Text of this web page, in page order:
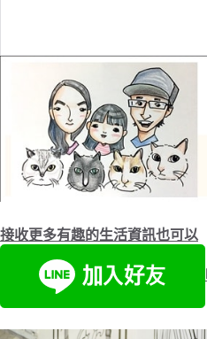
接收更多有趣的生活資訊也可以